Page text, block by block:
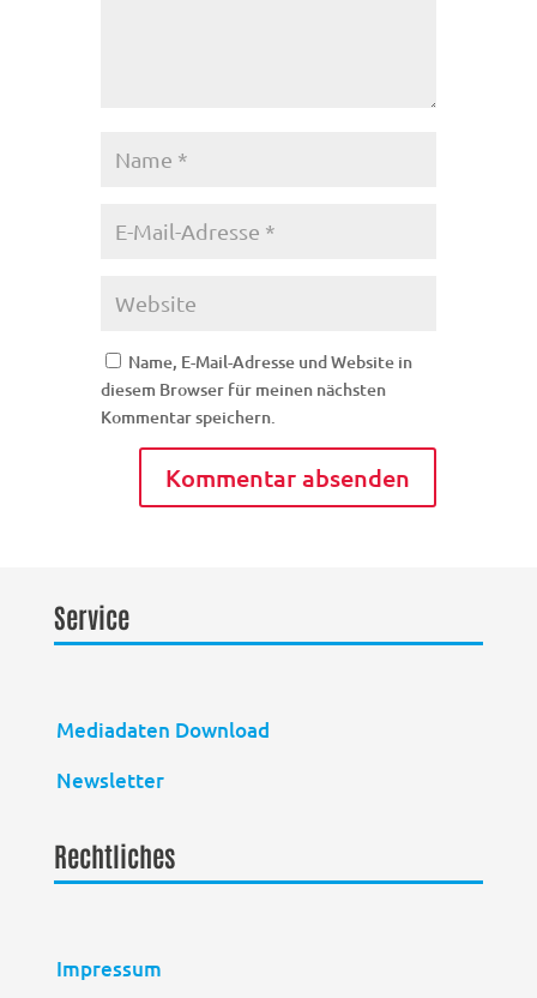
Name, E-Mail-Adresse und Website in
diesem Browser für meinen nächsten
Kommentar speichern.
Service
Mediadaten Download
Newsletter
Rechtliches
Impressum